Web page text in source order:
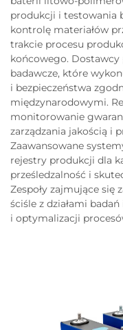
produkcji i testowania
kontrolę materiałów
trakcie procesu
końcowego.
badawcze, które
i bezpieczeństwa
międzynarodowymi.
monitorowanie
zarządzania jakością i
Zaawansowane
rejestry produkcji dla
prześledzalność i
Zespoły zajmujące się
ściśle z działami
i optymalizacji